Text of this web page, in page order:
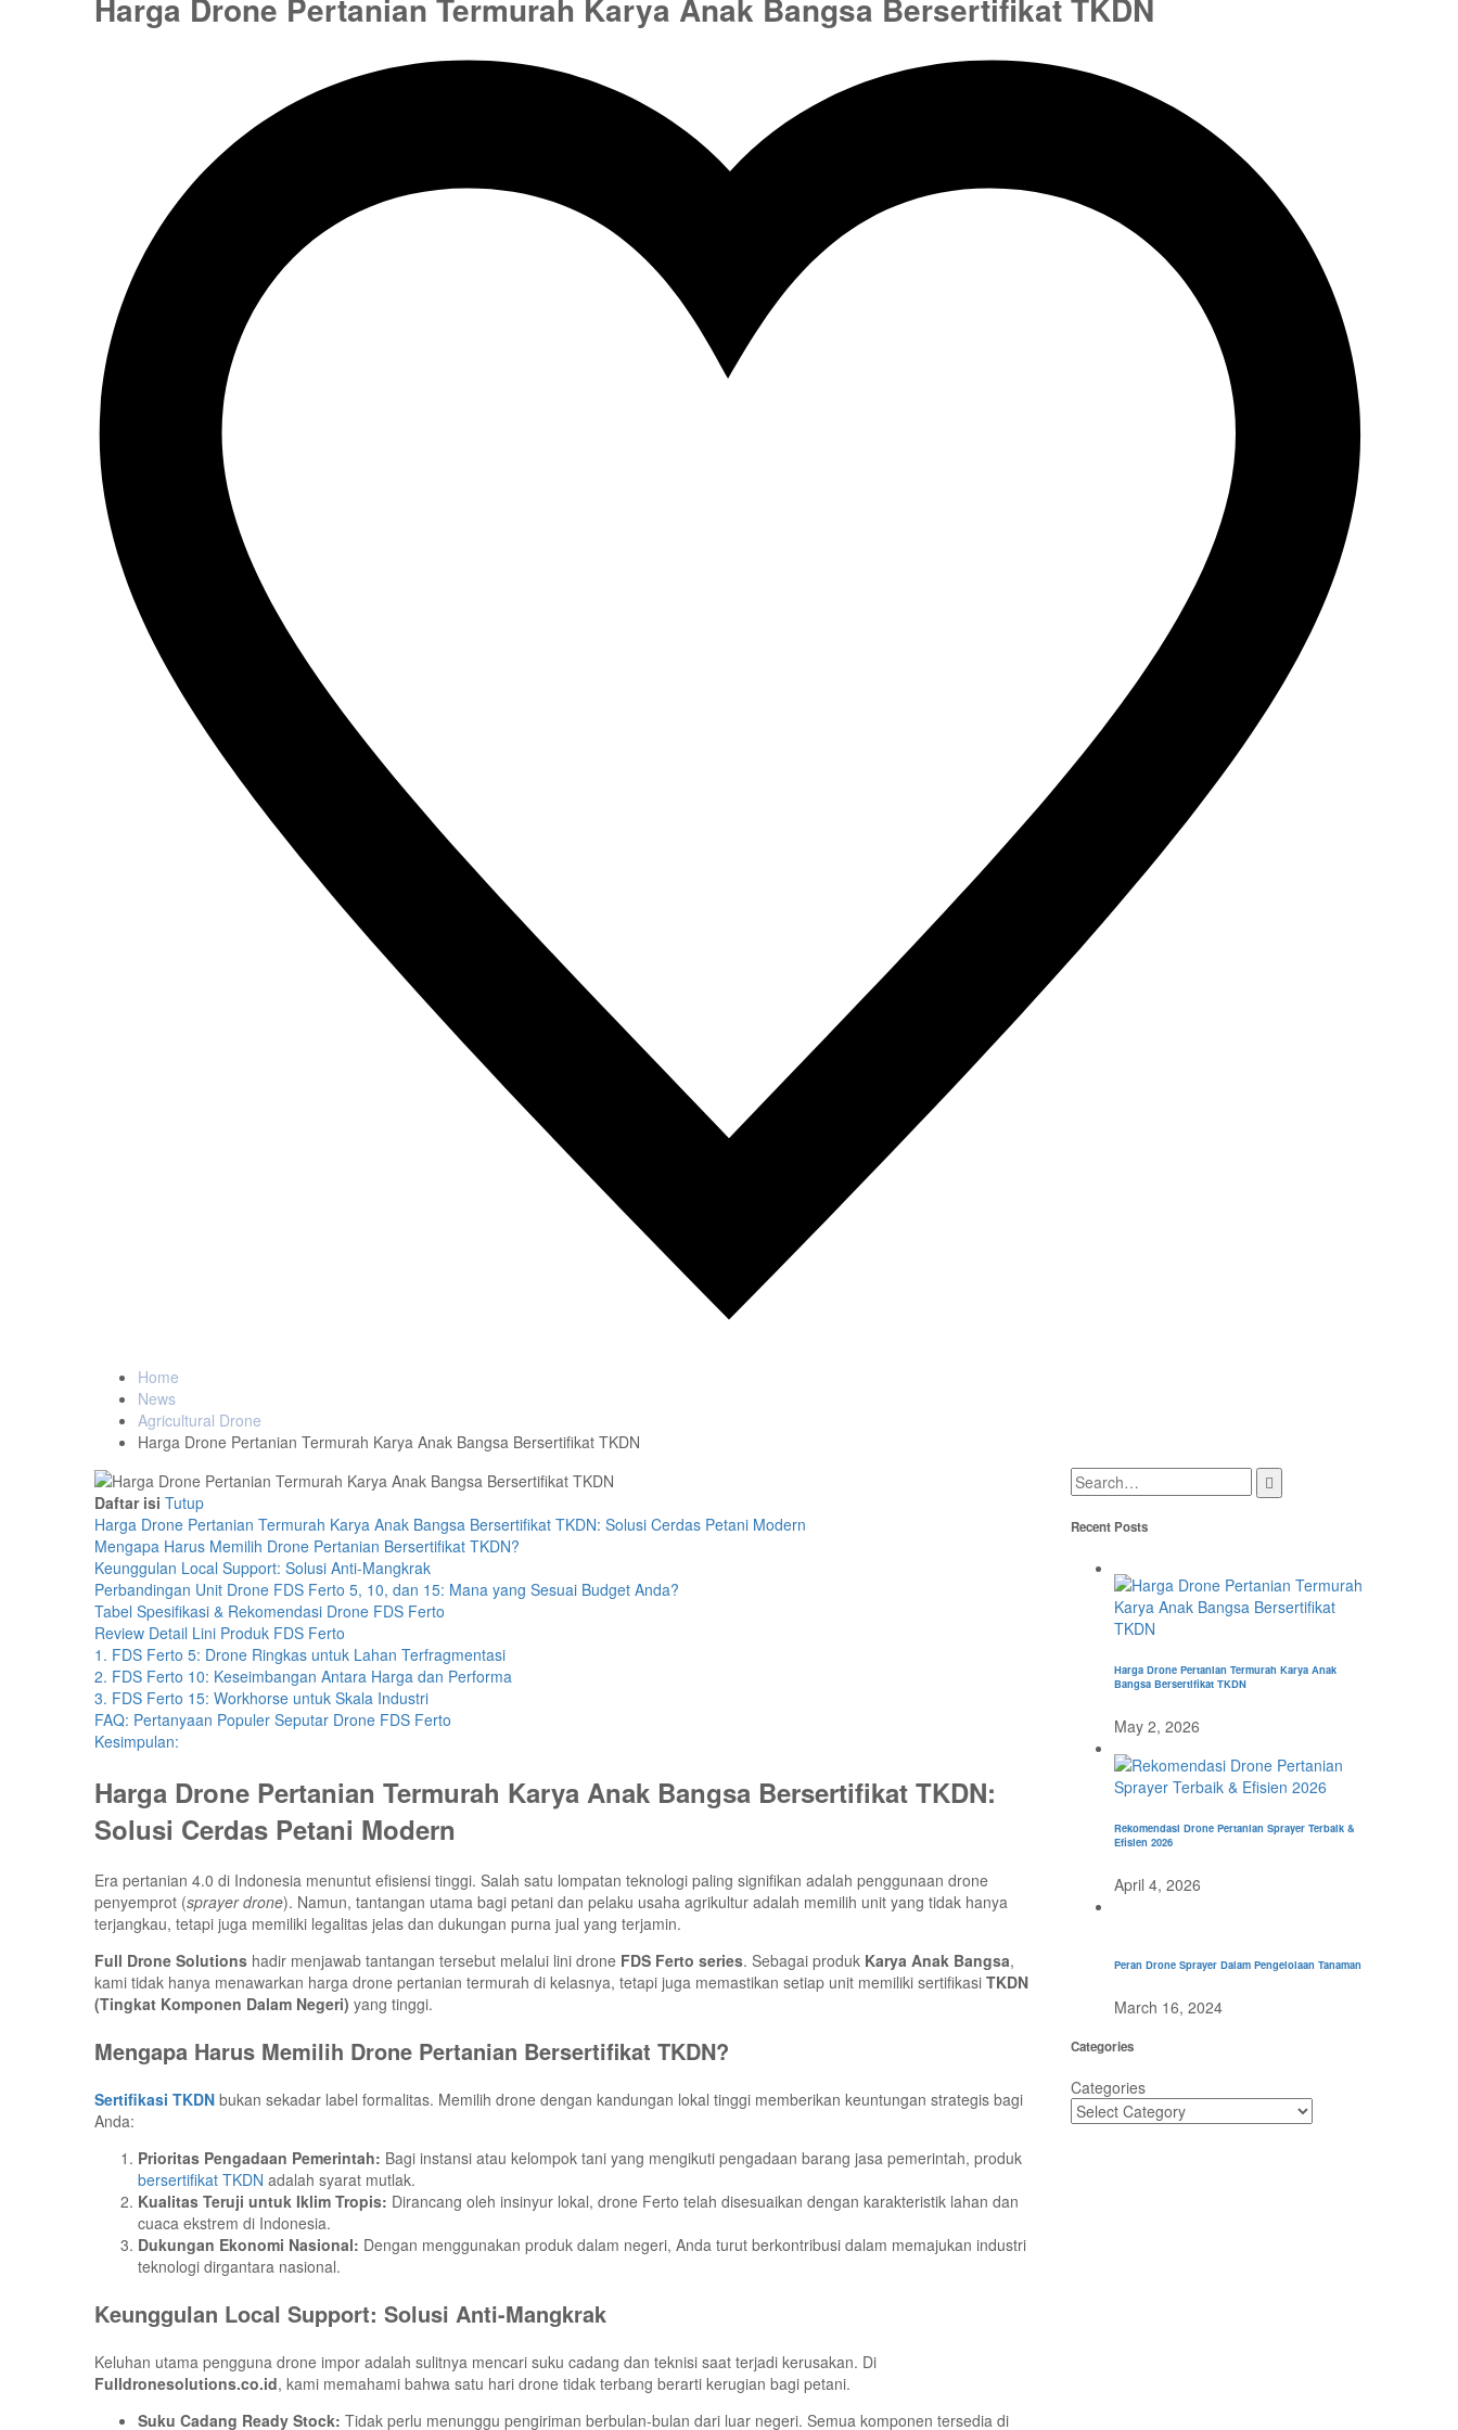
Home
News
Agricultural Drone
Harga Drone Pertanian Termurah Karya Anak Bangsa Bersertifikat TKDN
Daftar isi Tutup
Harga Drone Pertanian Termurah Karya Anak Bangsa Bersertifikat TKDN: Solusi Cerdas Petani Modern
Mengapa Harus Memilih Drone Pertanian Bersertifikat TKDN?
Keunggulan Local Support: Solusi Anti-Mangkrak
Perbandingan Unit Drone FDS Ferto 5, 10, dan 15: Mana yang Sesuai Budget Anda?
Tabel Spesifikasi & Rekomendasi Drone FDS Ferto
Review Detail Lini Produk FDS Ferto
1. FDS Ferto 5: Drone Ringkas untuk Lahan Terfragmentasi
2. FDS Ferto 10: Keseimbangan Antara Harga dan Performa
3. FDS Ferto 15: Workhorse untuk Skala Industri
FAQ: Pertanyaan Populer Seputar Drone FDS Ferto
Kesimpulan:
Harga Drone Pertanian Termurah Karya Anak Bangsa Bersertifikat TKDN:
Solusi Cerdas Petani Modern
Era pertanian 4.0 di Indonesia menuntut efisiensi tinggi. Salah satu lompatan teknologi paling signifikan adalah penggunaan drone
penyemprot (sprayer drone). Namun, tantangan utama bagi petani dan pelaku usaha agrikultur adalah memilih unit yang tidak hanya
terjangkau, tetapi juga memiliki legalitas jelas dan dukungan purna jual yang terjamin.
Full Drone Solutions hadir menjawab tantangan tersebut melalui lini drone FDS Ferto series. Sebagai produk Karya Anak Bangsa,
kami tidak hanya menawarkan harga drone pertanian termurah di kelasnya, tetapi juga memastikan setiap unit memiliki sertifikasi TKDN
(Tingkat Komponen Dalam Negeri) yang tinggi.
Mengapa Harus Memilih Drone Pertanian Bersertifikat TKDN?
Sertifikasi TKDN bukan sekadar label formalitas. Memilih drone dengan kandungan lokal tinggi memberikan keuntungan strategis bagi
Anda:
Prioritas Pengadaan Pemerintah: Bagi instansi atau kelompok tani yang mengikuti pengadaan barang jasa pemerintah, produk
bersertifikat TKDN adalah syarat mutlak.
Kualitas Teruji untuk Iklim Tropis: Dirancang oleh insinyur lokal, drone Ferto telah disesuaikan dengan karakteristik lahan dan
cuaca ekstrem di Indonesia.
Dukungan Ekonomi Nasional: Dengan menggunakan produk dalam negeri, Anda turut berkontribusi dalam memajukan industri
teknologi dirgantara nasional.
Keunggulan Local Support: Solusi Anti-Mangkrak
Keluhan utama pengguna drone impor adalah sulitnya mencari suku cadang dan teknisi saat terjadi kerusakan. Di
Fulldronesolutions.co.id, kami memahami bahwa satu hari drone tidak terbang berarti kerugian bagi petani.
Suku Cadang Ready Stock: Tidak perlu menunggu pengiriman berbulan-bulan dari luar negeri. Semua komponen tersedia di
Recent Posts
Harga Drone Pertanian Termurah Karya Anak
Bangsa Bersertifikat TKDN
May 2, 2026
Rekomendasi Drone Pertanian Sprayer Terbaik &
Efisien 2026
April 4, 2026
Peran Drone Sprayer Dalam Pengelolaan Tanaman
March 16, 2024
Categories
Categories